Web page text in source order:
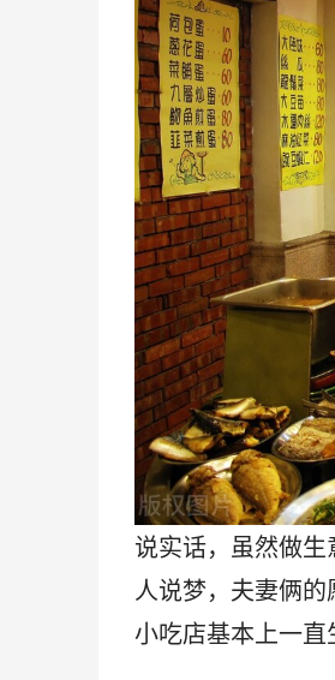
说实话，虽然做
人说梦，夫妻俩
小吃店基本上一直